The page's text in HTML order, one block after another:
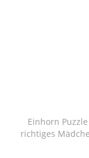
Einhorn
richtiges